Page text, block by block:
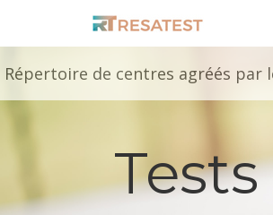
Répertoire de centres agréés par